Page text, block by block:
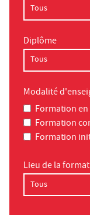
Diplôme
Modalité
Formation
Formation
Formation
Lieu de la